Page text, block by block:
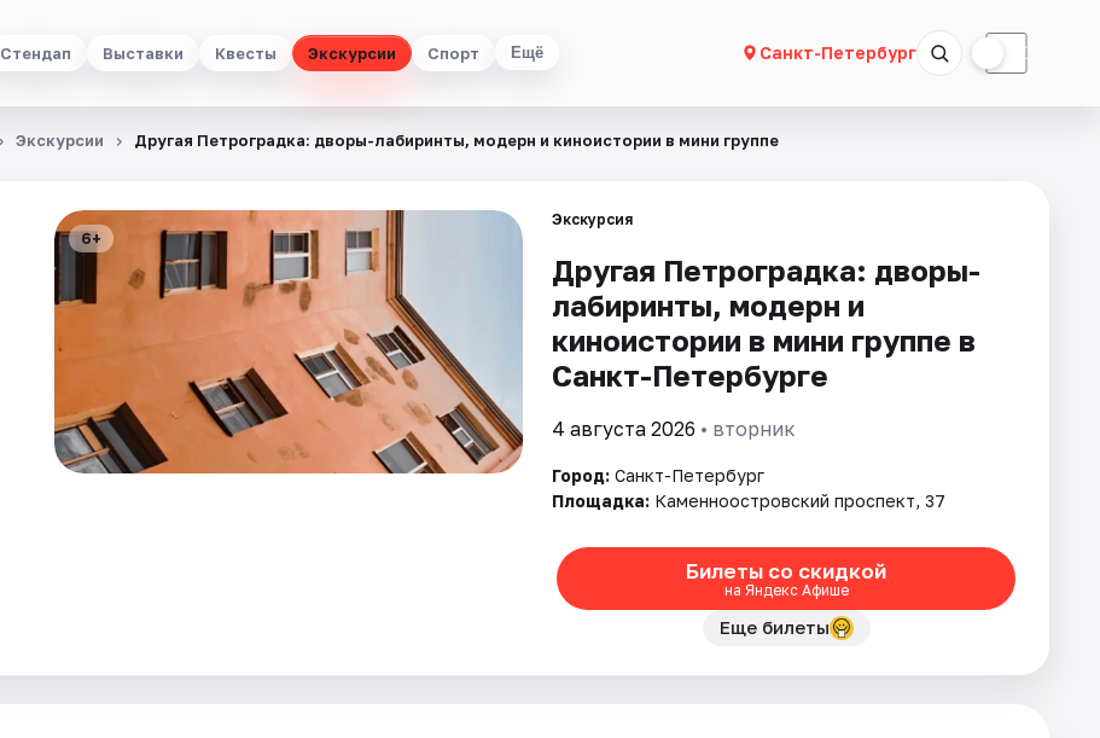
Стендап Выставки Квесты Экскурсии Спорт Ещё Санкт-Петербург ☾
Экскурсии Другая Петроградка: дворы-лабиринты, модерн и киноистории в мини группе
6+
Экскурсия
Другая Петроградка: дворы-
лабиринты, модерн и
киноистории в мини группе в
Санкт-Петербурге
4 августа 2026 • вторник
Город: Санкт-Петербург
Площадка: Каменноостровский проспект, 37
Билеты со скидкой
на Яндекс Афише
Еще билеты